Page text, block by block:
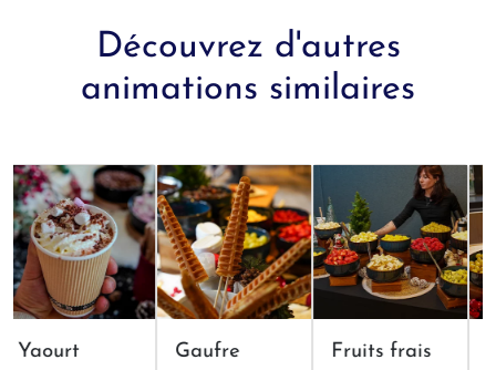
Découvrez d'autres
animations similaires
Yaourt
Gaufre
Fruits frais